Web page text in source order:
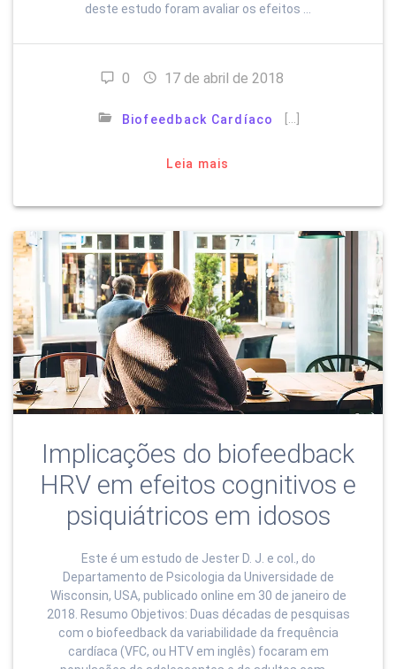
deste estudo foram avaliar os efeitos …
0 17 de abril de 2018
Biofeedback Cardíaco
Leia mais
Implicações do biofeedback
HRV em efeitos cognitivos e
psiquiátricos em idosos
Este é um estudo de Jester D. J. e col., do
Departamento de Psicologia da Universidade de
Wisconsin, USA, publicado online em 30 de janeiro de
2018. Resumo Objetivos: Duas décadas de pesquisas
com o biofeedback da variabilidade da frequência
cardíaca (VFC, ou HTV em inglês) focaram em